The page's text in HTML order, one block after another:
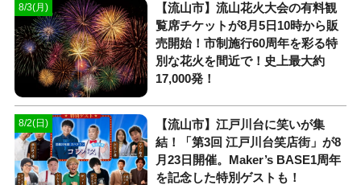
8/3(月)
【流山市】流山花火大会の有料観
覧席チケットが8月5日10時から販
売開始！市制施行60周年を彩る特
別な花火を間近で！史上最大約
17,000発！
8/2(日)
【流山市】江戸川台に笑いが集
結！「第3回 江戸川台笑店街」が8
月23日開催。Maker’s BASE1周年
を記念した特別ゲストも！